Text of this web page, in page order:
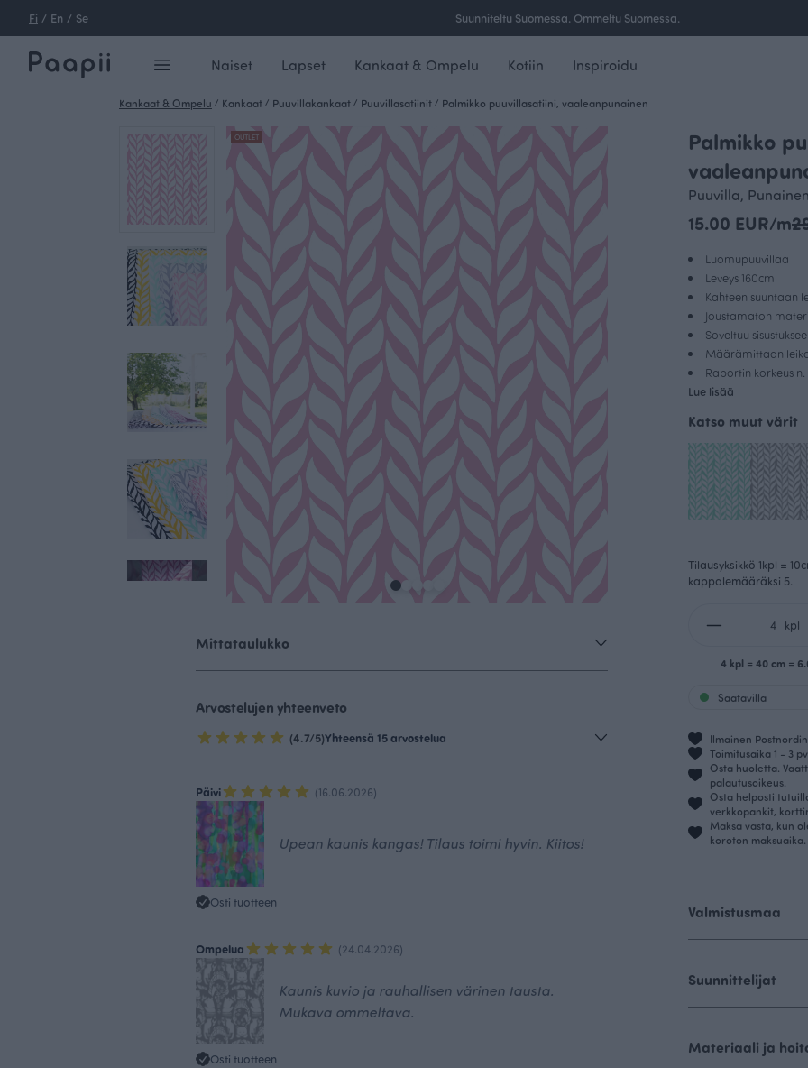
Fi / En / Se Ilmainen toimitus yli 100 € tilauksille Suomessa.
Naiset Lapset Kankaat & Ompelu Kotiin Inspiroidu
Kankaat & Ompelu / Kankaat / Puuvillakankaat / Puuvillasatiinit / Palmikko puuvillasatiini, vaaleanpunainen
OUTLET
Mittataulukko
Arvostelujen yhteenveto
(4.7/5)Yhteensä 15 arvostelua
Päivi (16.06.2026)
Upean kaunis kangas! Tilaus toimi hyvin. Kiitos!
Osti tuotteen
Ompelua (24.04.2026)
Kaunis kuvio ja rauhallisen värinen tausta.
Mukava ommeltava.
Osti tuotteen
Palmikko
Puuvilla, Punainen
15.00 EUR/m
Luomupuuvillaa
Leveys 160cm
Kahteen suuntaan
Joustamaton
Soveltuu
Määrämittaan
Raportin korkeus n.
Lue lisää
Katso muut värit
Tilausyksikkö 1kpl =
kappalemääräksi 5.
kpl
4 kpl = 40 cm =
Saatavilla
Ilmainen
Toimitusaika 1 - 3 pv
Osta huoletta.
palautusoikeus.
Osta helposti
verkkopankit,
Maksa vasta, kun
koroton maksuaika.
Valmistusmaa
Suunnittelijat
Materiaali ja